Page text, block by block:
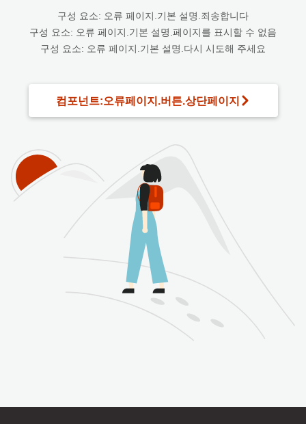
구성 요소: 오류 페이지.기본 설명.죄송합니다
구성 요소: 오류 페이지.기본 설명.페이지를 표시할 수 없음
구성 요소: 오류 페이지.기본 설명.다시 시도해 주세요
컴포넌트:오류페이지.버튼.상단페이지